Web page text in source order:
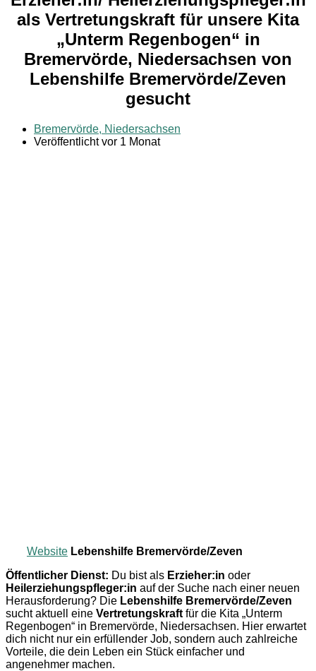
als Vertretungskraft für unsere Kita
„Unterm Regenbogen“ in
Bremervörde, Niedersachsen von
Lebenshilfe Bremervörde/Zeven
gesucht
Bremervörde, Niedersachsen
Veröffentlicht vor 1 Monat
Website Lebenshilfe Bremervörde/Zeven
Öffentlicher Dienst: Du bist als Erzieher:in oder
Heilerziehungspfleger:in auf der Suche nach einer neuen
Herausforderung? Die Lebenshilfe Bremervörde/Zeven
sucht aktuell eine Vertretungskraft für die Kita „Unterm
Regenbogen“ in Bremervörde, Niedersachsen. Hier erwartet
dich nicht nur ein erfüllender Job, sondern auch zahlreiche
Vorteile, die dein Leben ein Stück einfacher und
angenehmer machen.